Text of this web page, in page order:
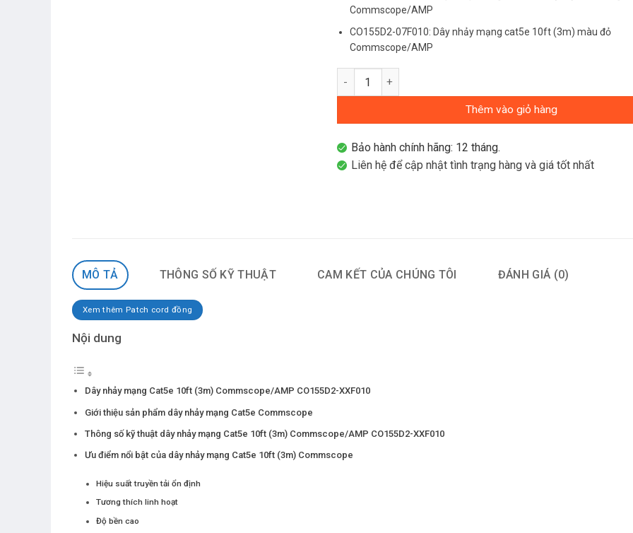
Commscope/AMP
CO155D2-07F010: Dây nhảy mạng cat5e 10ft (3m) màu đỏ
Commscope/AMP
Dây nhảy mạng cat5e 10ft (3m) Commscope/AMP CO155D2-
Thêm vào giỏ hàng
Bảo hành chính hãng: 12 tháng.
Liên hệ để cập nhật tình trạng hàng và giá tốt nhất
MÔ TẢ THÔNG SỐ KỸ THUẬT CAM KẾT CỦA CHÚNG TÔI ĐÁNH GIÁ (0)
Xem thêm Patch cord đồng
Nội dung
Dây nhảy mạng Cat5e 10ft (3m) Commscope/AMP CO155D2-XXF010
Giới thiệu sản phẩm dây nhảy mạng Cat5e Commscope
Thông số kỹ thuật dây nhảy mạng Cat5e 10ft (3m) Commscope/AMP CO155D2-XXF010
Ưu điểm nổi bật của dây nhảy mạng Cat5e 10ft (3m) Commscope
Hiệu suất truyền tải ổn định
Tương thích linh hoạt
Độ bền cao